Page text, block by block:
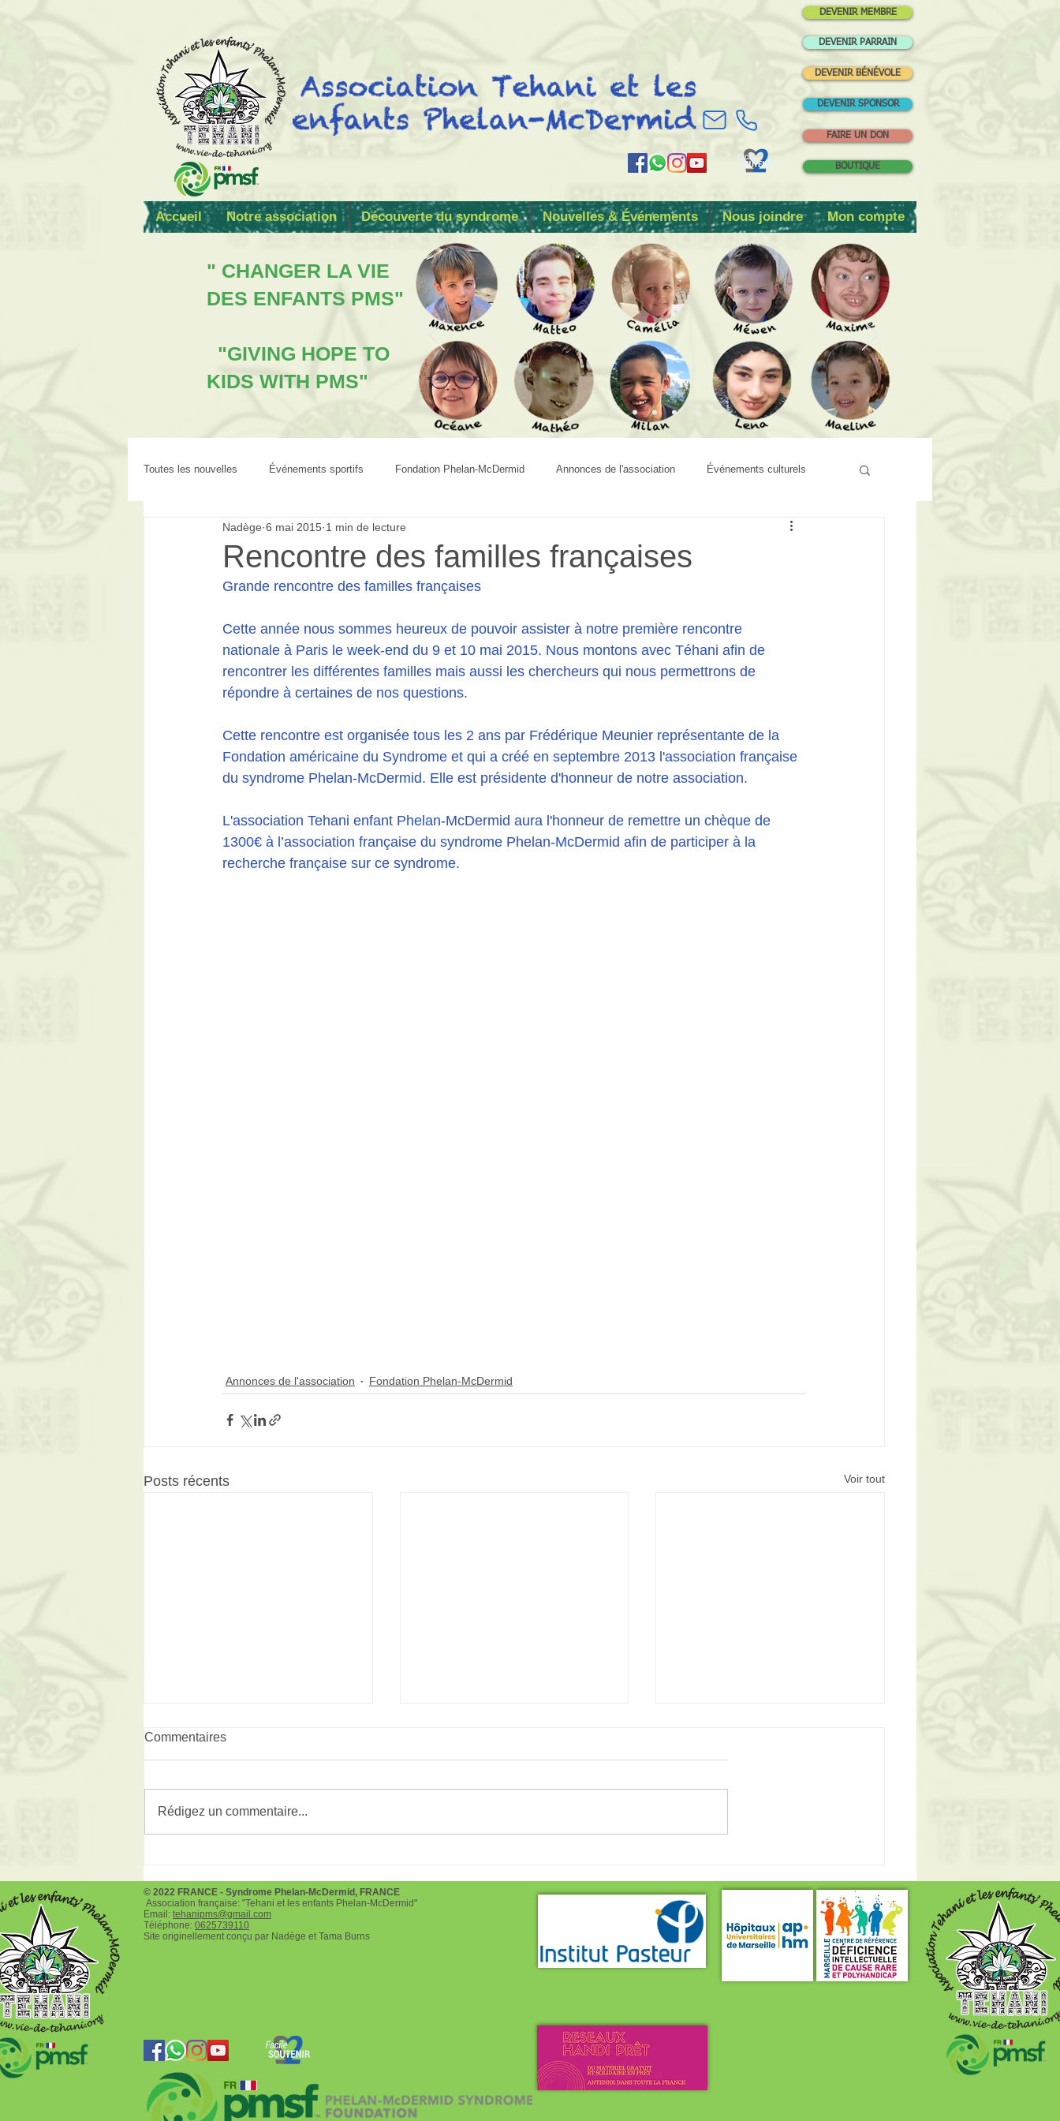
DEVENIR MEMBRE
DEVENIR PARRAIN
DEVENIR BÉNÉVOLE
DEVENIR SPONSOR
FAIRE UN DON
BOUTIQUE
Accueil Notre association Découverte du syndrome Nouvelles & Événements Nous joindre Mon compte
" CHANGER LA VIE
DES ENFANTS PMS"
"GIVING HOPE TO
KIDS WITH PMS"
Toutes les nouvelles Événements sportifs Fondation Phelan-McDermid Annonces de l'association Événements culturels
Rencontre des familles françaises
Nadège 6 mai 2015 1 min de lecture
Grande rencontre des familles françaises
Cette année nous sommes heureux de pouvoir assister à notre première rencontre
nationale à Paris le week-end du 9 et 10 mai 2015. Nous montons avec Téhani afin de
rencontrer les différentes familles mais aussi les chercheurs qui nous permettrons de
répondre à certaines de nos questions.
Cette rencontre est organisée tous les 2 ans par Frédérique Meunier représentante de la
Fondation américaine du Syndrome et qui a créé en septembre 2013 l'association française
du syndrome Phelan-McDermid. Elle est présidente d'honneur de notre association.
L'association Tehani enfant Phelan-McDermid aura l'honneur de remettre un chèque de
1300€ à l’association française du syndrome Phelan-McDermid afin de participer à la
recherche française sur ce syndrome.
Annonces de l'association Fondation Phelan-McDermid
Posts récents Voir tout
Commentaires
Rédigez un commentaire...
© 2022 FRANCE - Syndrome Phelan-McDermid, FRANCE
Association française: "Tehani et les enfants Phelan-McDermid"
Email: tehanipms@gmail.com
Téléphone: 0625739110
Site originellement conçu par Nadège et Tama Burns